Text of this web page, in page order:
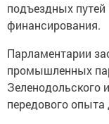
подъездных путей
финансирования.
Парламентарии
промышленных
Зеленодольского
передового